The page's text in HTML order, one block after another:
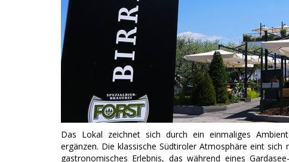
Das Lokal zeichnet sich durch ein einmaliges
ergänzen. Die klassische Südtiroler Atmosphäre eint
gastronomisches Erlebnis, das während eines